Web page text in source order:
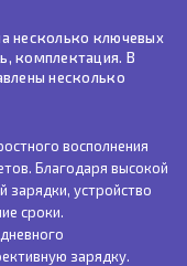
несколько ключевых
комплектация. В
несколько
восполнения
Благодаря высокой
устройство
сроки.
зарядку.